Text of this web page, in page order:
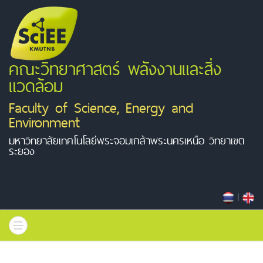
คณะวิทยาศาสตร์ พลังงานและสิ่ง
แวดล้อม
Faculty of Science, Energy and
Environment
มหาวิทยาลัยเทคโนโลยีพระจอมเกล้าพระนครเหนือ วิทยาเขต
ระยอง
|